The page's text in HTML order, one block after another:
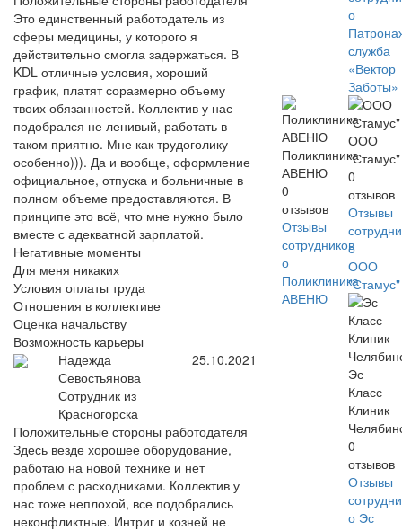
Это единственный работодатель из
сферы медицины, у которого я
действительно смогла задержаться. В
KDL отличные условия, хороший
график, платят соразмерно объему
твоих обязанностей. Коллектив у нас
подобрался не ленивый, работать в
таком приятно. Мне как трудоголику
особенно))). Да и вообще, оформление
официальное, отпуска и больничные в
полном объеме предоставляются. В
принципе это всё, что мне нужно было
вместе с адекватной зарплатой.
Негативные моменты
Для меня никаких
Условия оплаты труда
Отношения в коллективе
Оценка начальству
Возможность карьеры
Надежда
Севостьянова
Сотрудник из
Красногорска
25.10.2021
Положительные стороны работодателя
Здесь везде хорошее оборудование,
работаю на новой технике и нет
проблем с расходниками. Коллектив у
нас тоже неплохой, все подобрались
неконфликтные. Интриг и козней не
о
служба
«Вектор
Заботы»
Поликлиника
АВЕНЮ
0
отзывов
Отзывы
сотрудников
о
Поликлиника
АВЕНЮ
ООО
"Стамус"
0
отзывов
Отзывы
о
ООО
"Стамус"
Эс
Класс
Клиник
0
отзывов
Отзывы
о Эс